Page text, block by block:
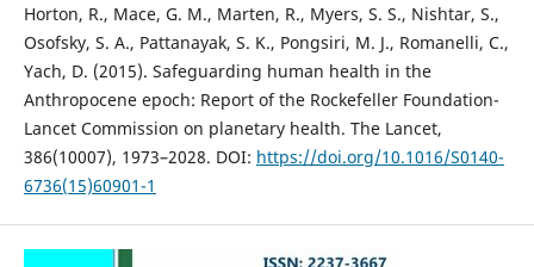
Horton, R., Mace, G. M., Marten, R., Myers, S. S., Nishtar, S.,
Osofsky, S. A., Pattanayak, S. K., Pongsiri, M. J., Romanelli, C.,
Yach, D. (2015). Safeguarding human health in the
Anthropocene epoch: Report of the Rockefeller Foundation-
Lancet Commission on planetary health. The Lancet,
386(10007), 1973–2028. DOI: https://doi.org/10.1016/S0140-
6736(15)60901-1